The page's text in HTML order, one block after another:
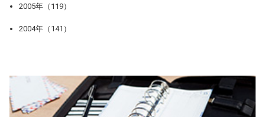
2005年（119）
2004年（141）